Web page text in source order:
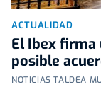
ACTUALIDAD
El Ibex
posible
NOTICIAS TALDEA